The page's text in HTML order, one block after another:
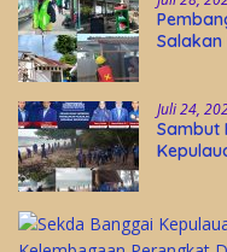
Salakan
Juli 24,
Sambut